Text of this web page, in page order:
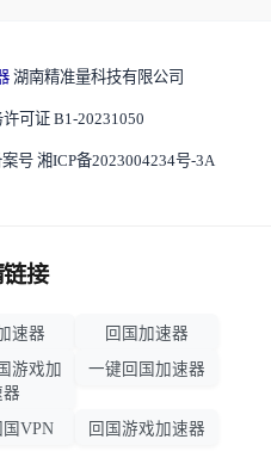
湖南精准量科技有限公司
可证 B1-20231050
号 湘ICP备2023004234号-3A
接
速器
回国加速器
游戏加
器
一键回国加速器
VPN 回国游戏加速器